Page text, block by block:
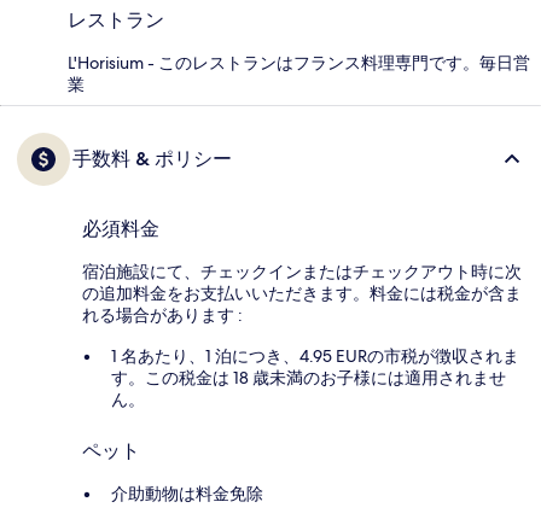
レストラン
L'Horisium - このレストランはフランス料理専門です。毎日営
業
手数料 & ポリシー
必須料金
宿泊施設にて、チェックインまたはチェックアウト時に次
の追加料金をお支払いいただきます。料金には税金が含ま
れる場合があります :
1 名あたり、1 泊につき、4.95 EURの市税が徴収されま
す。この税金は 18 歳未満のお子様には適用されませ
ん。
ペット
介助動物は料金免除